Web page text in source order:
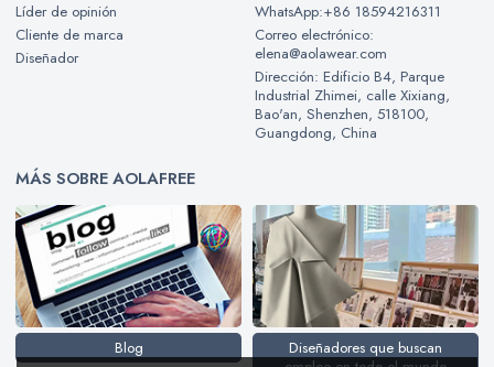
Líder de opinión
Cliente de marca
Diseñador
WhatsApp:+86 18594216311
Correo electrónico:
elena@aolawear.com
Dirección: Edificio B4, Parque
Industrial Zhimei, calle Xixiang,
Bao'an, Shenzhen, 518100,
Guangdong, China
MÁS SOBRE AOLAFREE
Blog
Diseñadores que buscan